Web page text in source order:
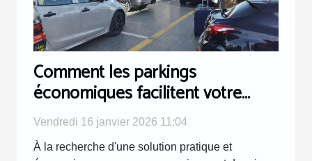
Comment les parkings
économiques facilitent votre
voyage depuis l'aéroport ?
Vendredi 16 janvier 2026 11:04
À la recherche d'une solution pratique et